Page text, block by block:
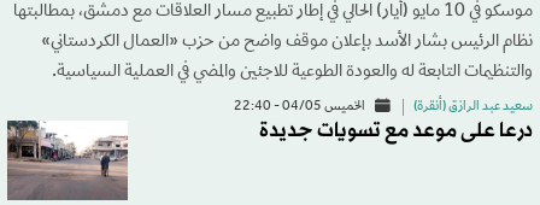
موسكو في 10 مايو (أيار) الحالي في إطار تطبيع مسار العلاقات مع دمشق، بمطالبتها
نظام الرئيس بشار الأسد بإعلان موقف واضح من حزب «العمال الكردستاني»
والتنظيمات التابعة له والعودة الطوعية للاجئين والمضي في العملية السياسية.
سعيد عبد الرازق (أنقرة) الخميس 04/05 - 22:40
درعا على موعد مع تسويات جديدة